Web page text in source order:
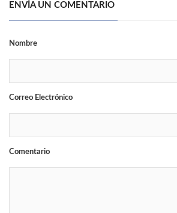
ENVÍA UN COMENTARIO
Nombre
Correo Electrónico
Comentario